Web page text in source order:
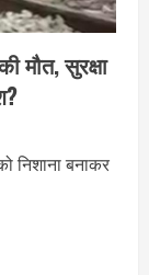
मौत, सुरक्षा
निशाना बनाकर